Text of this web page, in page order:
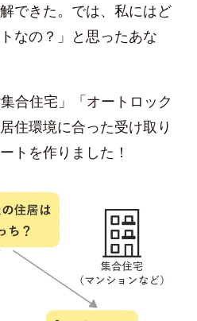
できた。では、私にはど
なの？」と思ったあな
合住宅」「オートロック
住環境に合った受け取り
トを作りました！